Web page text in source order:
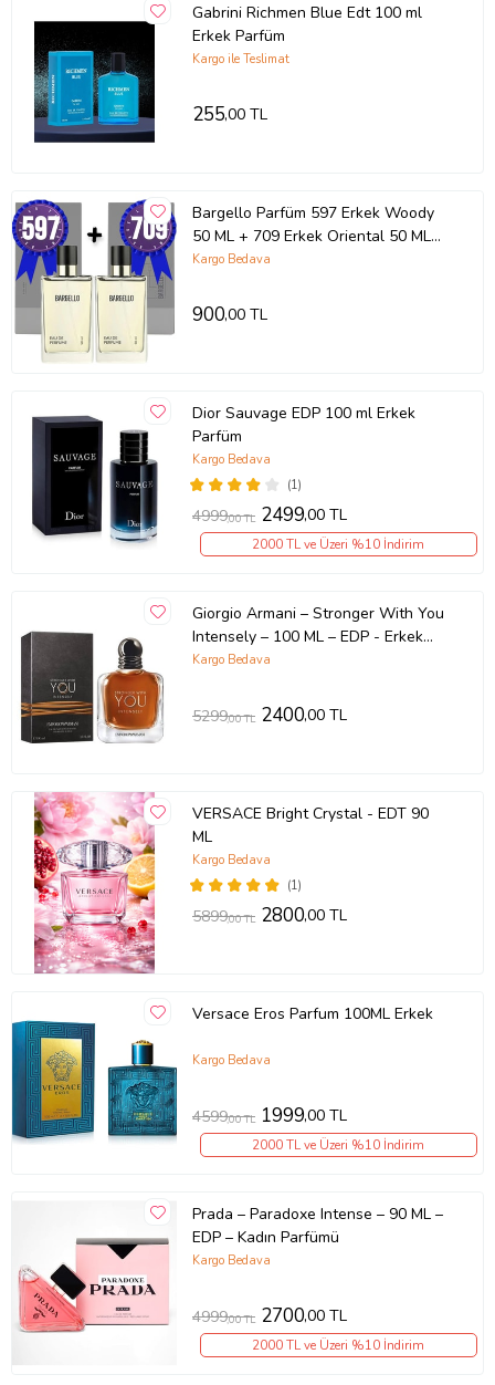
Gabrini Richmen Blue Edt 100 ml
Erkek Parfüm
Kargo ile Teslimat
255,00 TL
Bargello Parfüm 597 Erkek Woody
50 ML + 709 Erkek Oriental 50 ML
EDP
Kargo Bedava
900,00 TL
Dior Sauvage EDP 100 ml Erkek
Parfüm
(1)
Kargo Bedava
4999,00 TL 2499,00 TL
2000 TL ve Üzeri %10 İndirim
Giorgio Armani – Stronger With You
Intensely – 100 ML – EDP - Erkek
parfümü
Kargo Bedava
5299,00 TL 2400,00 TL
VERSACE Bright Crystal - EDT 90
ML
(1)
Kargo Bedava
5899,00 TL 2800,00 TL
Versace Eros Parfum 100ML Erkek
Kargo Bedava
4599,00 TL 1999,00 TL
2000 TL ve Üzeri %10 İndirim
Prada – Paradoxe Intense – 90 ML –
EDP – Kadın Parfümü
Kargo Bedava
4999,00 TL 2700,00 TL
2000 TL ve Üzeri %10 İndirim